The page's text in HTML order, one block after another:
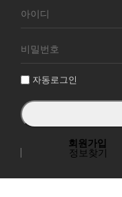
원
그
자동로그인
회원가입
정보찾기